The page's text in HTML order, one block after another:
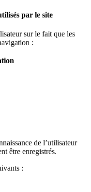
par le site
sur le fait que les
:
de l’utilisateur
être enregistrés.
: